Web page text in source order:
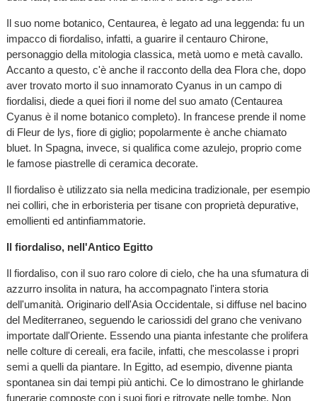
Il suo nome botanico, Centaurea, è legato ad una leggenda: fu un
impacco di fiordaliso, infatti, a guarire il centauro Chirone,
personaggio della mitologia classica, metà uomo e metà cavallo.
Accanto a questo, c'è anche il racconto della dea Flora che, dopo
aver trovato morto il suo innamorato Cyanus in un campo di
fiordalisi, diede a quei fiori il nome del suo amato (Centaurea
Cyanus è il nome botanico completo). In francese prende il nome
di Fleur de lys, fiore di giglio; popolarmente è anche chiamato
bluet. In Spagna, invece, si qualifica come azulejo, proprio come
le famose piastrelle di ceramica decorate.
Il fiordaliso è utilizzato sia nella medicina tradizionale, per esempio
nei colliri, che in erboristeria per tisane con proprietà depurative,
emollienti ed antinfiammatorie.
Il fiordaliso, nell'Antico Egitto
Il fiordaliso, con il suo raro colore di cielo, che ha una sfumatura di
azzurro insolita in natura, ha accompagnato l'intera storia
dell'umanità. Originario dell'Asia Occidentale, si diffuse nel bacino
del Mediterraneo, seguendo le cariossidi del grano che venivano
importate dall'Oriente. Essendo una pianta infestante che prolifera
nelle colture di cereali, era facile, infatti, che mescolasse i propri
semi a quelli da piantare. In Egitto, ad esempio, divenne pianta
spontanea sin dai tempi più antichi. Ce lo dimostrano le ghirlande
funerarie composte con i suoi fiori e ritrovate nelle tombe. Non